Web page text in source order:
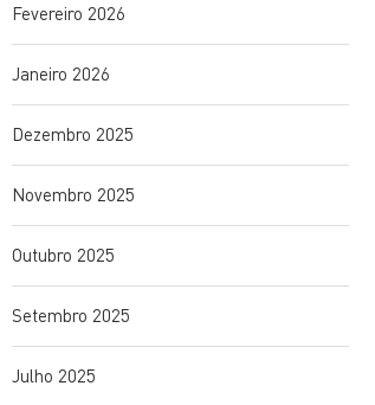
Fevereiro 2026
Janeiro 2026
Dezembro 2025
Novembro 2025
Outubro 2025
Setembro 2025
Julho 2025